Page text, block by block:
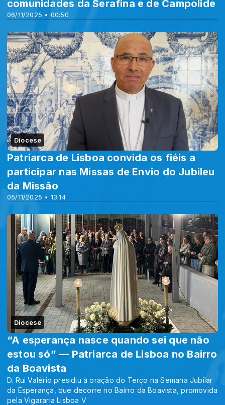
06/11/2025 • 00:50
comunidades da Serafina e de Campolide
Diocese
05/11/2025 • 13:14
Patriarca de Lisboa convida os fiéis a
participar nas Missas de Envio do Jubileu
da Missão
Diocese
“A esperança nasce quando sei que não
estou só” — Patriarca de Lisboa no Bairro
da Boavista
D. Rui Valério presidiu à oração do Terço na Semana Jubilar
da Esperança, que decorre no Bairro da Boavista, promovida
pela Vigararia Lisboa V